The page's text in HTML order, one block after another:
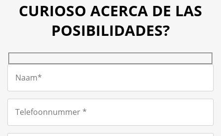
CURIOSO ACERCA DE LAS
POSIBILIDADES?